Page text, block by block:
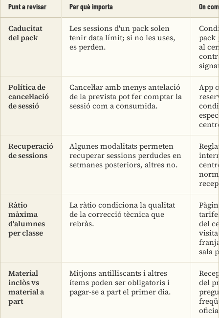
Punt a revisar Per què importa On
Caducitat
del pack
Les sessions d'un pack solen
tenir data límit; si no les uses,
es perden.
pack
al
Política de
cancel·lació
de sessió
Cancel·lar amb menys antelació
de la prevista pot fer comptar la
sessió com a consumida.
App
Recuperació
de sessions
Algunes modalitats permeten
recuperar sessions perdudes en
setmanes posteriors, altres no.
Ràtio
màxima
d'alumnes
per classe
La ràtio condiciona la qualitat
de la correcció tècnica que
rebràs.
del
sala
Material
inclòs vs
material a
part
Mitjons antilliscants i altres
ítems poden ser obligatoris i
pagar-se a part el primer dia.
del